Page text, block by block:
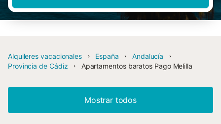
Alquileres vacacionales España
Andalucía
Provincia de Cádiz
Apartamentos baratos Pago Melilla
Mostrar todos